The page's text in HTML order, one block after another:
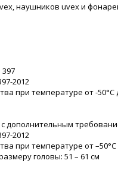
наушников uvex и
2012
при температуре от -50°С
с дополнительным
2012
при температуре от –50°С
головы: 51 – 61 см